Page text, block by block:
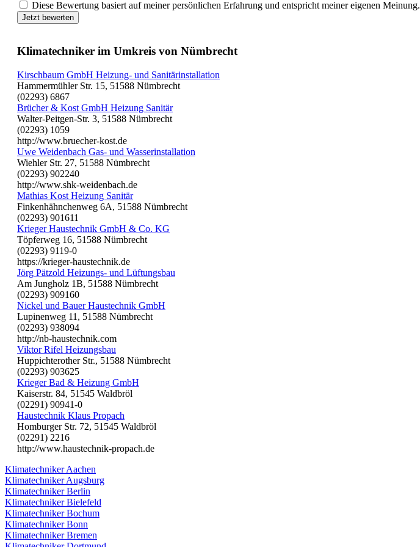
Diese Bewertung basiert auf meiner persönlichen Erfahrung und entspricht meiner eigenen Meinung.
Jetzt bewerten
Klimatechniker im Umkreis von Nümbrecht
Kirschbaum GmbH Heizung- und Sanitärinstallation
Hammermühler Str. 15, 51588 Nümbrecht
(02293) 6867
Brücher & Kost GmbH Heizung Sanitär
Walter-Peitgen-Str. 3, 51588 Nümbrecht
(02293) 1059
http://www.bruecher-kost.de
Uwe Weidenbach Gas- und Wasserinstallation
Wiehler Str. 27, 51588 Nümbrecht
(02293) 902240
http://www.shk-weidenbach.de
Mathias Kost Heizung Sanitär
Finkenhähnchenweg 6A, 51588 Nümbrecht
(02293) 901611
Krieger Haustechnik GmbH & Co. KG
Töpferweg 16, 51588 Nümbrecht
(02293) 9119-0
https://krieger-haustechnik.de
Jörg Pätzold Heizungs- und Lüftungsbau
Am Jungholz 1B, 51588 Nümbrecht
(02293) 909160
Nickel und Bauer Haustechnik GmbH
Lupinenweg 11, 51588 Nümbrecht
(02293) 938094
http://nb-haustechnik.com
Viktor Rifel Heizungsbau
Huppichterother Str., 51588 Nümbrecht
(02293) 903625
Krieger Bad & Heizung GmbH
Kaiserstr. 84, 51545 Waldbröl
(02291) 90941-0
Haustechnik Klaus Propach
Homburger Str. 72, 51545 Waldbröl
(02291) 2216
http://www.haustechnik-propach.de
Klimatechniker Aachen
Klimatechniker Augsburg
Klimatechniker Berlin
Klimatechniker Bielefeld
Klimatechniker Bochum
Klimatechniker Bonn
Klimatechniker Bremen